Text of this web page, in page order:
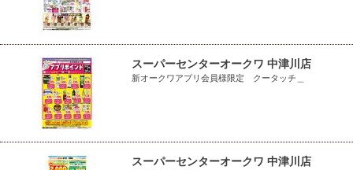
スーパーセンターオークワ 中津川店
新オークワアプリ会員様限定 クータッチ＿
スーパーセンターオークワ 中津川店